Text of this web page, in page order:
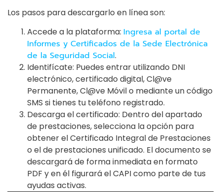
Los pasos para descargarlo en línea son:
Accede a la plataforma: Ingresa al portal de
Informes y Certificados de la Sede Electrónica
de la Seguridad Social.
Identifícate: Puedes entrar utilizando DNI
electrónico, certificado digital, Cl@ve
Permanente, Cl@ve Móvil o mediante un código
SMS si tienes tu teléfono registrado.
Descarga el certificado: Dentro del apartado
de prestaciones, selecciona la opción para
obtener el Certificado Integral de Prestaciones
o el de prestaciones unificado. El documento se
descargará de forma inmediata en formato
PDF y en él figurará el CAPI como parte de tus
ayudas activas.